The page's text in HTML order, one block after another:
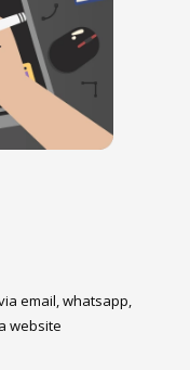
email, whatsapp,
website